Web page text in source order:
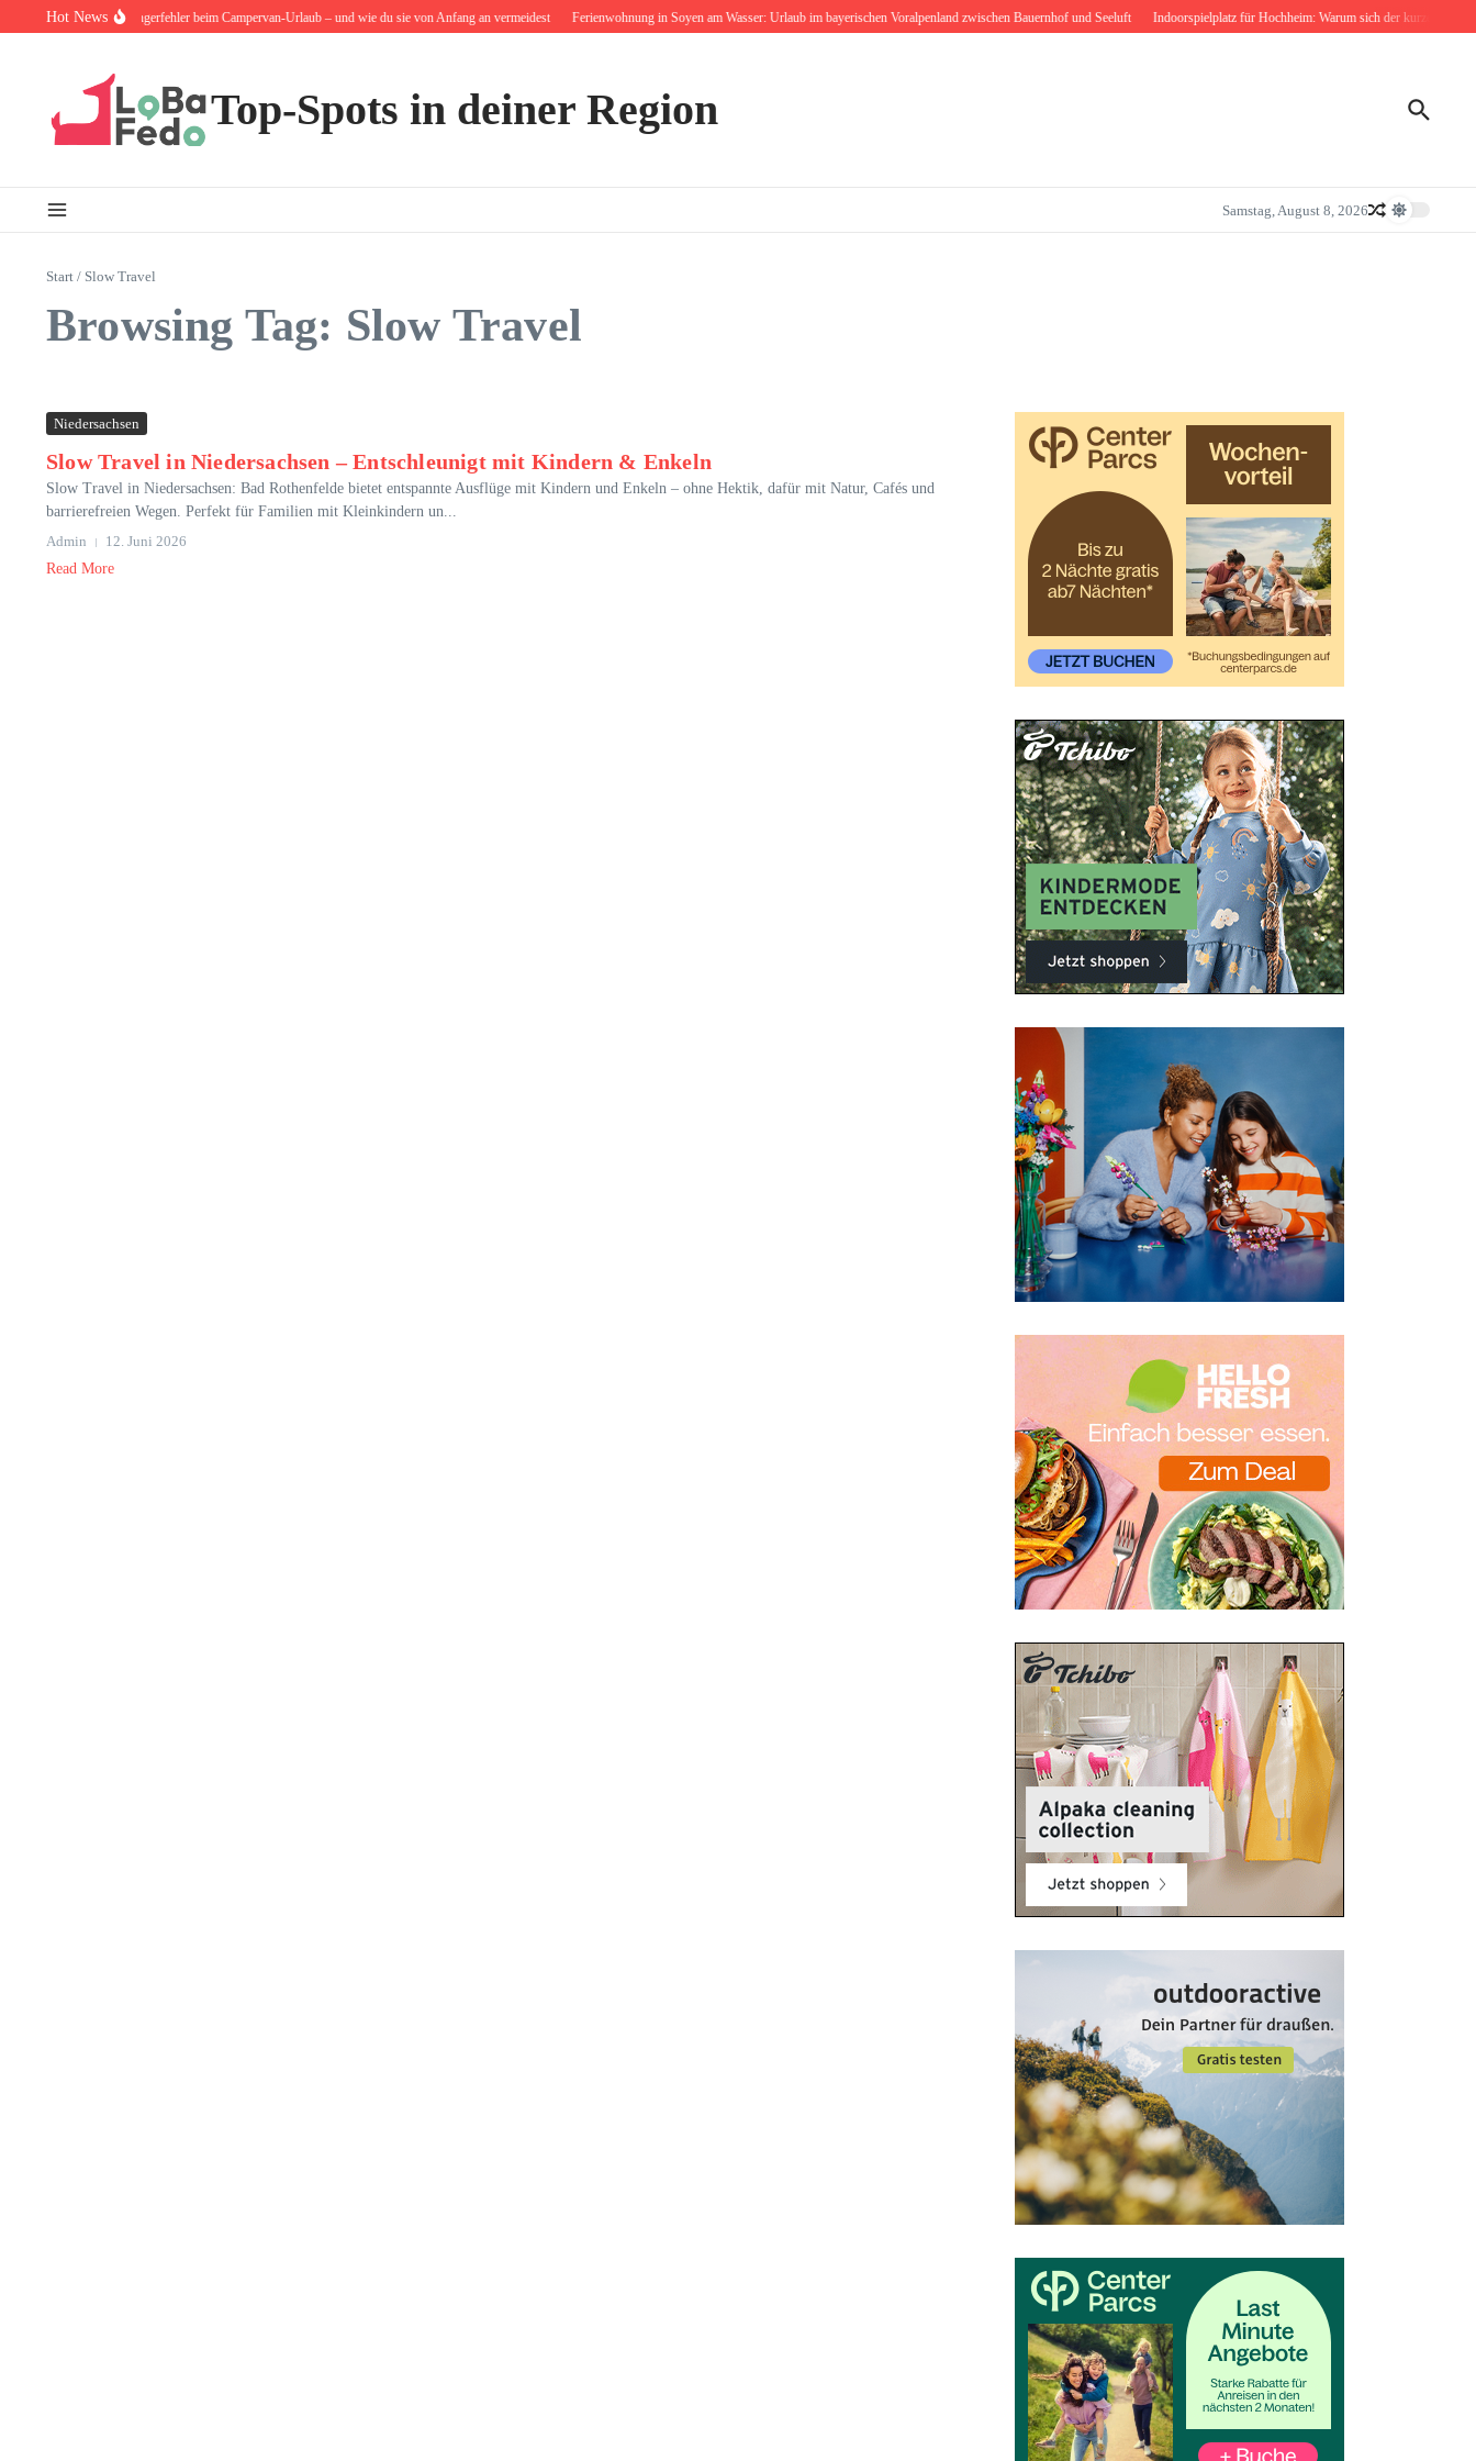
Zum Inhalt springen
Hot News
Die 10 häufigsten Anfängerfehler beim Campervan-Urlaub – und wie du sie von Anfang an vermeidest Ferienwohnung in Soyen am Wasser: Urlaub im bayerischen Voralpenland zwischen Bauernhof und Seeluft Indoorspielplatz für Hochheim: Warum sich der kurze Weg
Top-Spots in deiner Region
Samstag, August 8, 2026
Start / Slow Travel
Browsing Tag: Slow Travel
Niedersachsen
Slow Travel in Niedersachsen – Entschleunigt mit Kindern & Enkeln
Slow Travel in Niedersachsen: Bad Rothenfelde bietet entspannte Ausflüge mit Kindern und Enkeln – ohne Hektik, dafür mit Natur, Cafés und
barrierefreien Wegen. Perfekt für Familien mit Kleinkindern un...
Admin
12. Juni 2026
Read More